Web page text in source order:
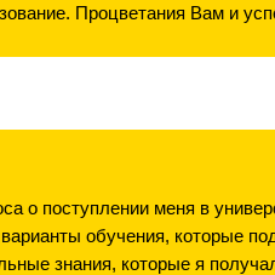
Процветания Вам и
о поступлении меня в
обучения, которые
знания, которые я